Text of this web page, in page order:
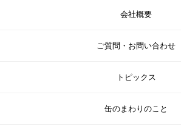
会社概要
ご質問・お問い合わせ
トピックス
缶のまわりのこと